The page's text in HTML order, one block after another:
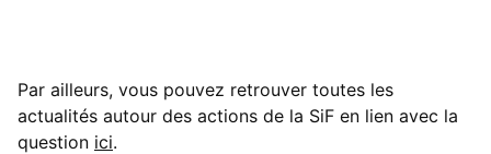
Par ailleurs, vous pouvez retrouver toutes les
actualités autour des actions de la SiF en lien avec la
question ici.